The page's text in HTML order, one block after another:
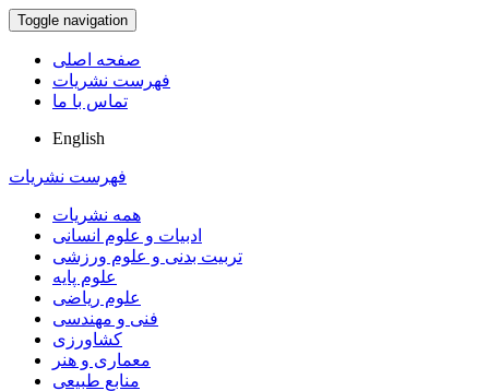
Toggle navigation
صفحه اصلی
فهرست نشریات
تماس با ما
English
فهرست نشریات
همه نشریات
ادبیات و علوم انسانی
تربیت بدنی و علوم ورزشی
علوم پایه
علوم ریاضی
فنی و مهندسی
کشاورزی
معماری و هنر
منابع طبیعی